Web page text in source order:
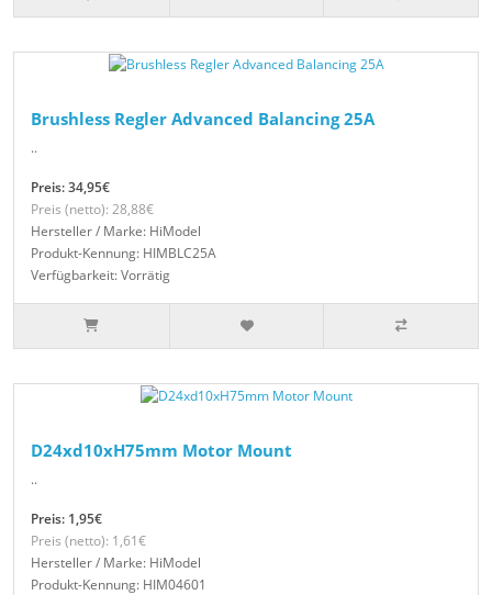
Brushless Regler Advanced Balancing 25A
..
Preis: 34,95€
Preis (netto): 28,88€
Hersteller / Marke: HiModel
Produkt-Kennung: HIMBLC25A
Verfügbarkeit: Vorrätig
D24xd10xH75mm Motor Mount
..
Preis: 1,95€
Preis (netto): 1,61€
Hersteller / Marke: HiModel
Produkt-Kennung: HIM04601